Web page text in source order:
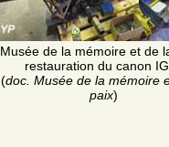
Musée de la mémoire et de
restauration du canon
(doc. Musée de la mémoire
paix)